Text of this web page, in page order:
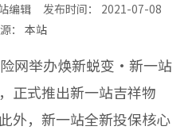
编辑 发布时间： 2021-07-08
： 本站
网举办焕新蜕变•新一站
正式推出新一站吉祥物
外，新一站全新投保核心